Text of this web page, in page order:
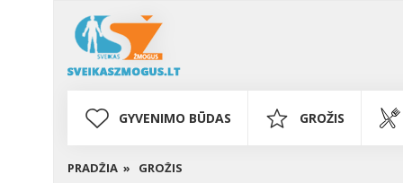
GYVENIMO BŪDAS GROŽIS
PRADŽIA » GROŽIS